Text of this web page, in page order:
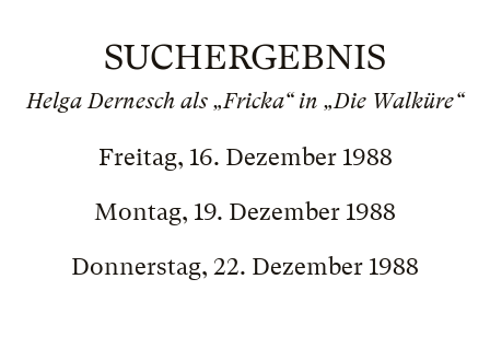
SUCHERGEBNIS
Helga Dernesch als „Fricka“ in „Die Walküre“
Freitag, 16. Dezember 1988
Montag, 19. Dezember 1988
Donnerstag, 22. Dezember 1988